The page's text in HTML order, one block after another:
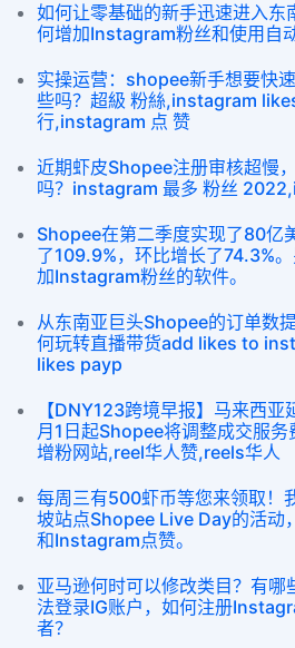
如何让零基础的新手迅速进入东
何增加Instagram粉丝和使用自
实操运营：shopee新手想要快
些吗？超級 粉絲,instagram
行,instagram 点 赞
近期虾皮Shopee注册审核超慢
吗？instagram 最多 粉丝
Shopee在第二季度实现了80亿
了109.9%，环比增长了74.3%
加Instagram粉丝的软件。
从东南亚巨头Shopee的订单数
何玩转直播带货add likes to
likes payp
【DNY123跨境早报】马来西亚
月1日起Shopee将调整成交服
增粉网站,reel华人赞,reels华人
每周三有500虾币等您来领取！
坡站点Shopee Live Day的活动
和Instagram点赞。
亚马逊何时可以修改类目？有哪
法登录IG账户，如何注册
者？